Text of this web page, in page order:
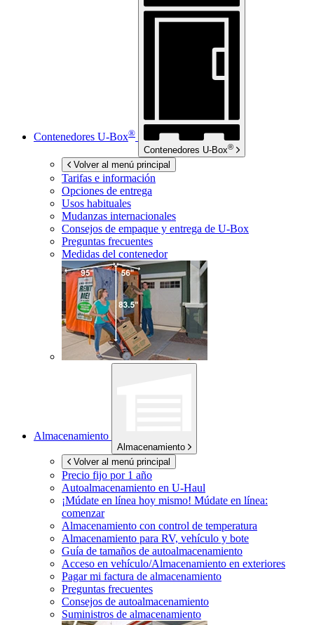
Contenedores U-Box®
Contenedores U-Box®
Volver al menú principal
Tarifas e información
Opciones de entrega
Usos habituales
Mudanzas internacionales
Consejos de empaque y entrega de U-Box
Preguntas frecuentes
Medidas del contenedor
Almacenamiento
Almacenamiento
Volver al menú principal
Precio fijo por 1 año
Autoalmacenamiento en U-Haul
¡Múdate en línea hoy mismo! Múdate en línea:
comenzar
Almacenamiento con control de temperatura
Almacenamiento para RV, vehículo y bote
Guía de tamaños de autoalmacenamiento
Acceso en vehículo/Almacenamiento en exteriores
Pagar mi factura de almacenamiento
Preguntas frecuentes
Consejos de autoalmacenamiento
Suministros de almacenamiento